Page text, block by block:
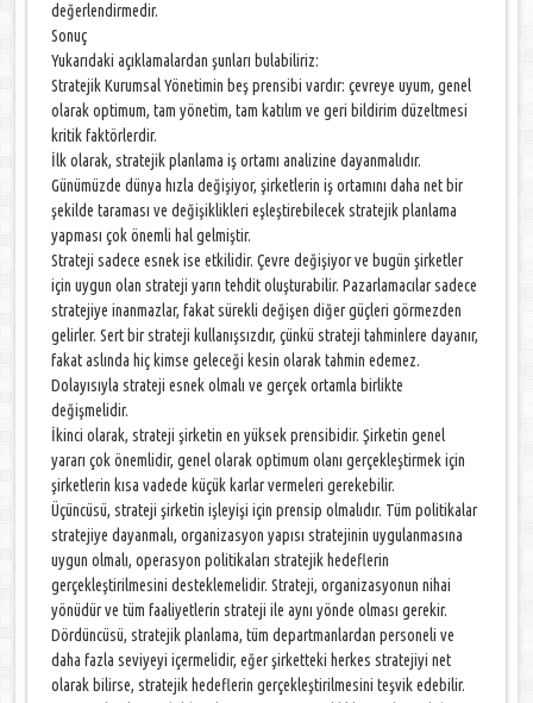
değerlendirmedir.
Sonuç
Yukarıdaki açıklamalardan şunları bulabiliriz:
Stratejik Kurumsal Yönetimin beş prensibi vardır: çevreye uyum, genel
olarak optimum, tam yönetim, tam katılım ve geri bildirim düzeltmesi
kritik faktörlerdir.
İlk olarak, stratejik planlama iş ortamı analizine dayanmalıdır.
Günümüzde dünya hızla değişiyor, şirketlerin iş ortamını daha net bir
şekilde taraması ve değişiklikleri eşleştirebilecek stratejik planlama
yapması çok önemli hal gelmiştir.
Strateji sadece esnek ise etkilidir. Çevre değişiyor ve bugün şirketler
için uygun olan strateji yarın tehdit oluşturabilir. Pazarlamacılar sadece
stratejiye inanmazlar, fakat sürekli değişen diğer güçleri görmezden
gelirler. Sert bir strateji kullanışsızdır, çünkü strateji tahminlere dayanır,
fakat aslında hiç kimse geleceği kesin olarak tahmin edemez.
Dolayısıyla strateji esnek olmalı ve gerçek ortamla birlikte
değişmelidir.
İkinci olarak, strateji şirketin en yüksek prensibidir. Şirketin genel
yararı çok önemlidir, genel olarak optimum olanı gerçekleştirmek için
şirketlerin kısa vadede küçük karlar vermeleri gerekebilir.
Üçüncüsü, strateji şirketin işleyişi için prensip olmalıdır. Tüm politikalar
stratejiye dayanmalı, organizasyon yapısı stratejinin uygulanmasına
uygun olmalı, operasyon politikaları stratejik hedeflerin
gerçekleştirilmesini desteklemelidir. Strateji, organizasyonun nihai
yönüdür ve tüm faaliyetlerin strateji ile aynı yönde olması gerekir.
Dördüncüsü, stratejik planlama, tüm departmanlardan personeli ve
daha fazla seviyeyi içermelidir, eğer şirketteki herkes stratejiyi net
olarak bilirse, stratejik hedeflerin gerçekleştirilmesini teşvik edebilir.